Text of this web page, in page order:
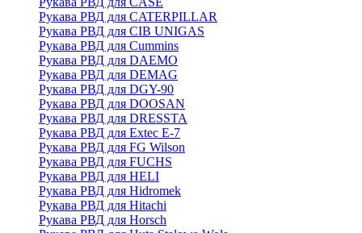
Рукава РВД для CATERPILLAR
Рукава РВД для CIB UNIGAS
Рукава РВД для Cummins
Рукава РВД для DAEMO
Рукава РВД для DEMAG
Рукава РВД для DGY-90
Рукава РВД для DOOSAN
Рукава РВД для DRESSTA
Рукава РВД для Extec E-7
Рукава РВД для FG Wilson
Рукава РВД для FUCHS
Рукава РВД для HELI
Рукава РВД для Hidromek
Рукава РВД для Hitachi
Рукава РВД для Horsch